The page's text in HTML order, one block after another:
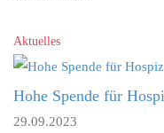
Aktuelles
Hohe Spende für
29.09.2023